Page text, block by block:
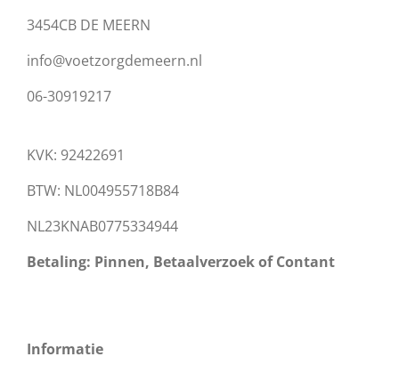
3454CB DE MEERN
info@voetzorgdemeern.nl
06-30919217
KVK: 92422691
BTW: NL004955718B84
NL23KNAB0775334944
Betaling: Pinnen, Betaalverzoekof Contant
Informatie